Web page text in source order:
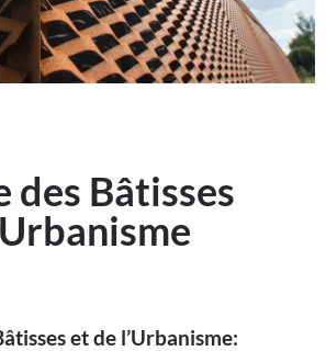
des Bâtisses
et de l’Urbanisme: